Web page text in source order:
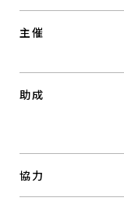
主催
助成
協力